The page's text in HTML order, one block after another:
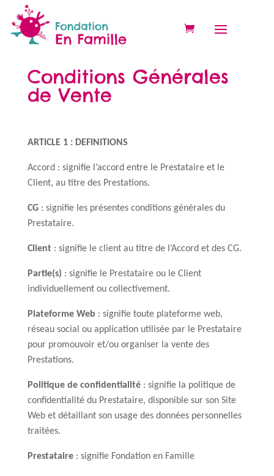
Conditions Générales
de Vente
ARTICLE 1 : DEFINITIONS
Accord : signifie l’accord entre le Prestataire et le
Client, au titre des Prestations.
CG: signifie les présentes conditions générales du
Prestataire.
Client : signifie le client au titre de l’Accord et des CG.
Partie(s) : signifie le Prestataire ou le Client
individuellement ou collectivement.
Plateforme Web : signifie toute plateforme web,
réseau social ou application utilisée par le Prestataire
pour promouvoir et/ou organiser la vente des
Prestations.
Politique de confidentialité: signifie la politique de
confidentialité du Prestataire, disponible sur son Site
Web et détaillant son usage des données personnelles
traitées.
Prestataire: signifie Fondation en Famille